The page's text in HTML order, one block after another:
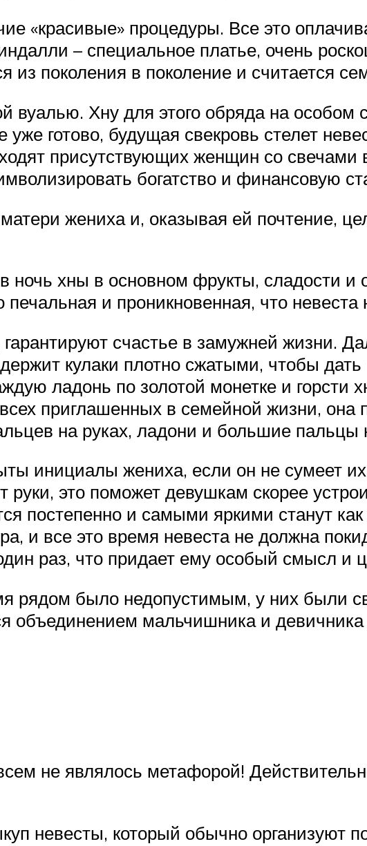
«красивые» процедуры. Все это
– специальное платье, очень
из поколения в поколение и считается
вуалью. Хну для этого обряда на особом
готово, будущая свекровь стелет
присутствующих женщин со свечами
богатство и финансовую
жениха и, оказывая ей почтение,
ночь хны в основном фрукты, сладости и
и проникновенная, что невеста
счастье в замужней жизни.
кулаки плотно сжатыми, чтобы
ладонь по золотой монетке и горсти
приглашенных в семейной жизни, она
на руках, ладони и большие пальцы
инициалы жениха, если он не сумеет
это поможет девушкам скорее
постепенно и самыми яркими станут
и все это время невеста не должна
раз, что придает ему особый смысл и
рядом было недопустимым, у них были
объединением мальчишника и
не являлось метафорой!
невесты, который обычно организуют